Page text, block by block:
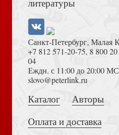
Дитя
Достоевский Ф.М. Сила и
литературы
Санкт-Петербург, Малая
+7 812 571-20-75, 8 800
04
Еждн. с 11:00 до 20:00
slovo@peterlink.ru
Каталог
Авторы
Оплата и доставка